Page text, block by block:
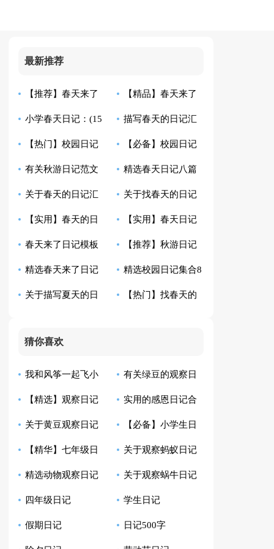
最新推荐
【推荐】春天来了
日记汇编八篇
【精品】春天来了
日记5篇
小学春天日记：(15
篇)
描写春天的日记汇
总七篇
【热门】校园日记
汇编9篇
【必备】校园日记
汇总十篇
有关秋游日记范文
八篇
精选春天日记八篇
关于春天的日记汇
总十篇
关于找春天的日记
汇编八篇
【实用】春天的日
记三篇
【实用】春天日记
合集九篇
春天来了日记模板
八篇
【推荐】秋游日记
合集5篇
精选春天来了日记
六篇
精选校园日记集合8
篇
关于描写夏天的日 【热门】找春天的
猜你喜欢
我和风筝一起飞小
学生日记
有关绿豆的观察日
记模板汇总10篇
【精选】观察日记
汇总9篇
实用的感恩日记合
集8篇
关于黄豆观察日记
合集八篇
【必备】小学生日
记范文汇总四篇
【精华】七年级日
记集锦10篇
关于观察蚂蚁日记
范文6篇
精选动物观察日记
四篇
关于观察蜗牛日记
范文七篇
四年级日记 学生日记
假期日记 日记500字